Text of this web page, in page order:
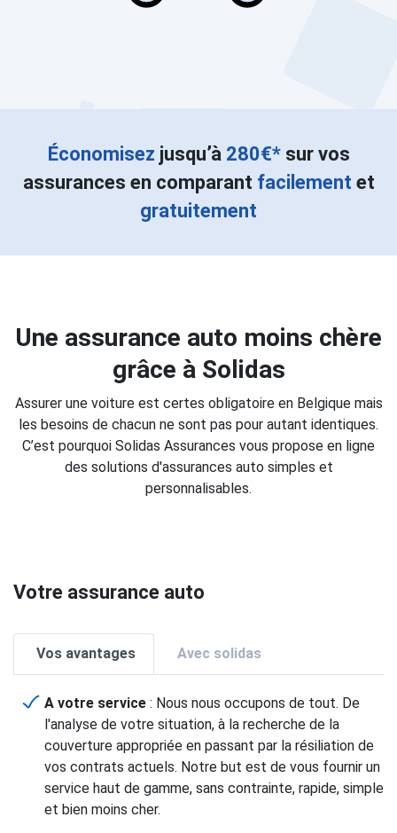
Économisez jusqu’à 280€*sur vos
assurances en comparant facilement et
gratuitement
Une assurance auto moins chère
grâce à Solidas
Assurer une voiture est certes obligatoire en Belgique mais
les besoins de chacun ne sont pas pour autant identiques.
C’est pourquoi Solidas Assurances vous propose en ligne
des solutions d'assurances auto simples et
personnalisables.
Votre assurance auto
Vos avantages Avec solidas
A votre service : Nous nous occupons de tout. De
l'analyse de votre situation, à la recherche de la
couverture appropriée en passant par la résiliation de
vos contrats actuels. Notre but est de vous fournir un
service haut de gamme, sans contrainte, rapide, simple
et bien moins cher.